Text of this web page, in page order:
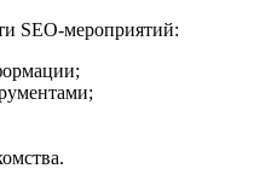
SEO-мероприятий: